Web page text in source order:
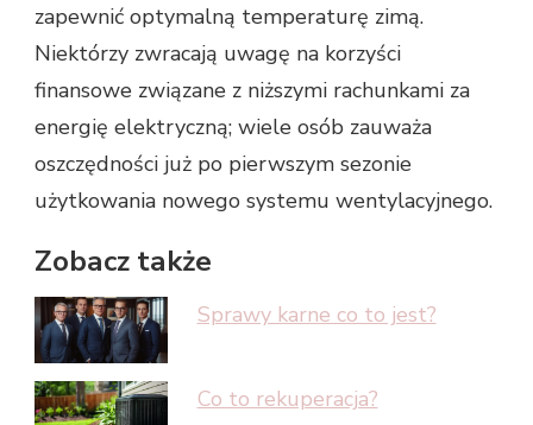
zapewnić optymalną temperaturę zimą.
Niektórzy zwracają uwagę na korzyści
finansowe związane z niższymi rachunkami za
energię elektryczną; wiele osób zauważa
oszczędności już po pierwszym sezonie
użytkowania nowego systemu wentylacyjnego.
Zobacz także
Sprawy karne co to jest?
Co to rekuperacja?